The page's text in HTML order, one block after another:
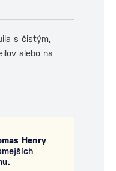
Henry
.
s čistým,
alebo na